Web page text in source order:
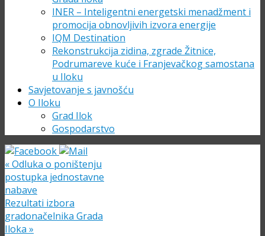
INER – Inteligentni energetski menadžment i
promocija obnovljivih izvora energije
IQM Destination
Rekonstrukcija zidina, zgrade Žitnice,
Podrumareve kuće i Franjevačkog samostana
u Iloku
Savjetovanje s javnošću
O Iloku
Grad Ilok
Gospodarstvo
«Odluka o poništenju
postupka jednostavne
nabave
Rezultati izbora
gradonačelnika Grada
Iloka »